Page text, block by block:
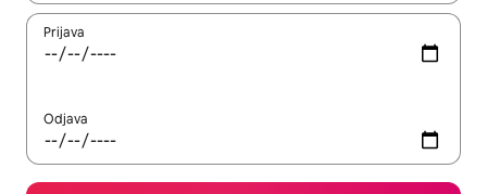
Prijava
Odjava